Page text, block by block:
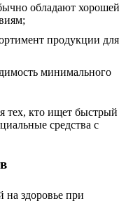
обладают хорошей
продукции для
минимального
тех, кто ищет быстрый
средства с
на здоровье при